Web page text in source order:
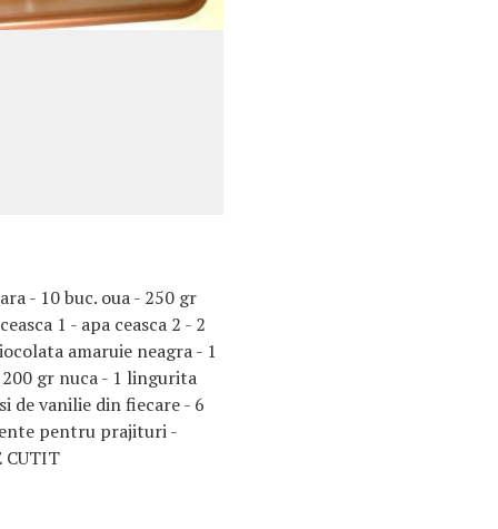
- 10 buc. oua - 250 gr
1 - apa ceasca 2 - 2
amaruie neagra - 1
gr nuca - 1 lingurita
de vanilie din fiecare - 6
pentru prajituri -
CUTIT